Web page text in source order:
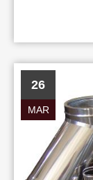
26
MAR